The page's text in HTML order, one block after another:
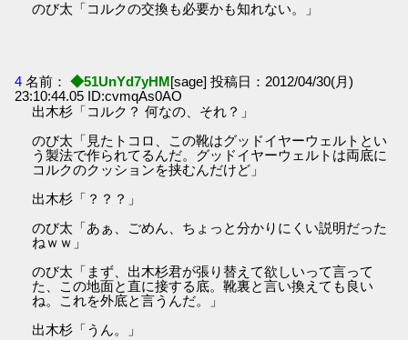
のび太「コルクの交換も必要かも知れない。」
4 名前： ◆51UnYd7yHM[sage] 投稿日：2012/04/30(月)
23:10:44.05 ID:cvmqAs0AO
出木杉「コルク？ 何なの、それ？」
のび太「見たトコロ、この靴はグッドイヤーウェルトとい
う製法で作られてるんだ。グッドイヤーウェルトは両底に
コルクのクッションを挟むんだけど」
出木杉「？？？」
のび太「あぁ、ごめん、ちょっと分かりにくい説明だった
ねｗｗ」
のび太「まず、出木杉君が張り替えて欲しいって言って
た、この地面と直に接する底。靴裏と言い換えても良い
ね。これを外底と言うんだ。」
出木杉「うん。」